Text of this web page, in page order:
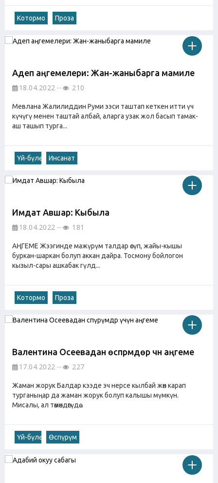
Котормо Проза
Адеп аңгемелери: Жан-жаныбарга мамиле
18.04.2022 210
Мевлана Жалилиддин Руми ээси таштап кеткен итти үч
күчүгү менен таштай албай, аларга узак жол басып тамак-
аш ташып турга...
Үй-бүлө Инсанат
Имдат Авшар: Кыбыла
18.04.2022 181
АҢГЕМЕ Жээгинде мажүрүм талдар өсүп, жайы-кышы
буркан-шаркан болуп аккан дайра. Тосмону бойлогон
кызыл-сары ашкабак гүлд...
Котормо Проза
Валентина Осеевадан өспүрүмдөр үчүн аңгеме
17.04.2022 227
Жаман жорук Балдар кээде эч нерсе кылбай жөн карап
турганыңар да жаман жорук болуп калышы мүмкүн.
Мисалы, ал төмөндөгүдө...
Үй-бүлө Өспүрүм